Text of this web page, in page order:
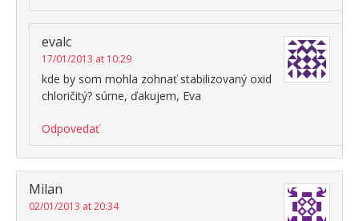
evalc
17/01/2013 at 10:29
kde by som mohla zohnať stabilizovaný oxid
chloričitý? súrne, ďakujem, Eva
Odpovedať
Milan
02/01/2013 at 20:34